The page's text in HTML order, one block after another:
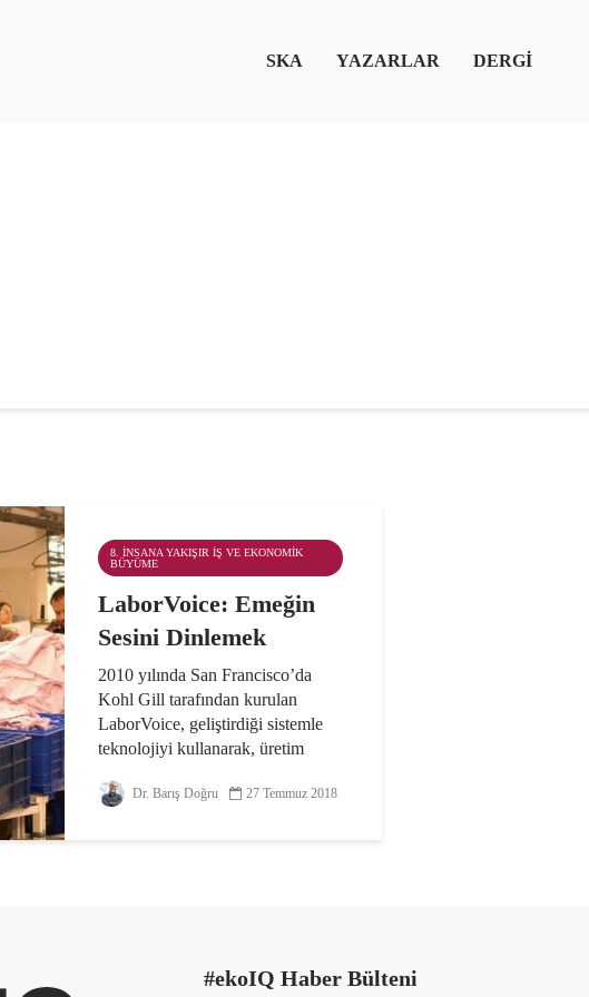
SKA YAZARLAR DERGİ
8. İNSANA YAKIŞIR İŞ VE EKONOMIK
BÜYÜME
LaborVoice: Emeğin
Sesini Dinlemek
2010 yılında San Francisco’da
Kohl Gill tarafından kurulan
LaborVoice, geliştirdiği sistemle
teknolojiyi kullanarak, üretim
şekilde hem işçiler, hem markalar,
Dr. Barış Doğru 27 Temmuz 2018
#ekoIQ Haber Bülteni